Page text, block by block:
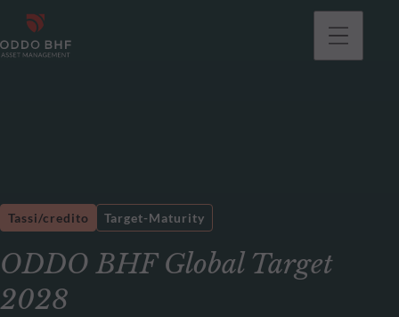
ODDO BHF Global Target
2028
Tassi/credito Target-Maturity